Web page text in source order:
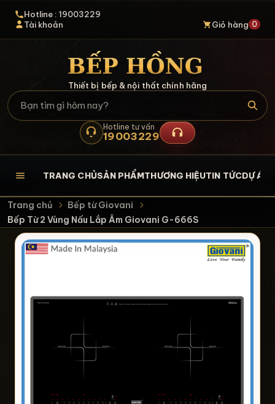
Hotline : 19003229
Tài khoản
Giỏ hàng 0
Thiết bị bếp & nội thất chính hãng
Hotline tư vấn
19003229
TRANG CHỦSẢN PHẨMTHƯƠNG HIỆUTIN TỨCDỰ ÁN
Trang chủ
Bếp từ Giovani
Bếp Từ 2 Vùng Nấu Lắp Âm Giovani G-666S